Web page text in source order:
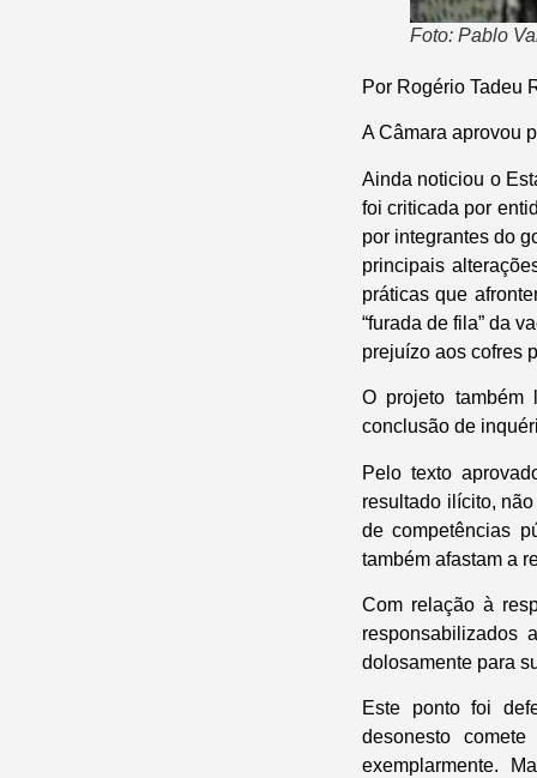
Foto: Pablo
Por Rogério Tadeu
A Câmara aprovou
Ainda noticiou o
foi criticada por
por integrantes do
principais
práticas que
“furada de fila” da
prejuízo aos cofres
O projeto
conclusão de
Pelo texto
resultado ilícito,
de competências
também afastam a
Com relação à
responsabilizados
dolosamente para
Este ponto foi
desonesto
exemplarmente.